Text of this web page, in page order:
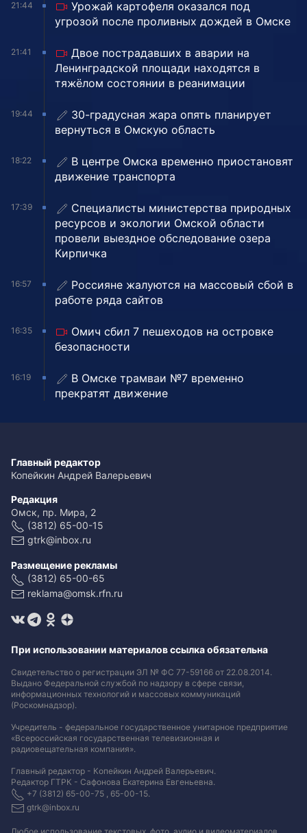
21:44
Урожай картофеля оказался под
угрозой после проливных дождей в Омске
21:41
Двое пострадавших в аварии на
Ленинградской площади находятся в
тяжёлом состоянии в реанимации
19:44
30-градусная жара опять планирует
вернуться в Омскую область
18:22
В центре Омска временно приостановят
движение транспорта
17:39
Специалисты министерства природных
ресурсов и экологии Омской области
провели выездное обследование озера
Кирпичка
16:57
Россияне жалуются на массовый сбой в
работе ряда сайтов
16:35
Омич сбил 7 пешеходов на островке
безопасности
16:19
В Омске трамваи №7 временно
прекратят движение
Главный редактор
Копейкин Андрей Валерьевич
Редакция
Омск, пр. Мира, 2
(3812) 65-00-15
gtrk@inbox.ru
Размещение рекламы
(3812) 65-00-65
reklama@omsk.rfn.ru
При использовании материалов ссылка обязательна
Свидетельство о регистрации ЭЛ № ФС 77-59166 от 22.08.2014.
Выдано Федеральной службой по надзору в сфере связи,
информационных технологий и массовых коммуникаций
(Роскомнадзор).
Учредитель - федеральное государственное унитарное предприятие
«Всероссийская государственная телевизионная и
радиовещательная компания».
Главный редактор - Копейкин Андрей Валерьевич.
Редактор ГТРК - Сафонова Екатерина Евгеньевна.
+7 (3812) 65-00-75 , 65-00-15.
gtrk@inbox.ru